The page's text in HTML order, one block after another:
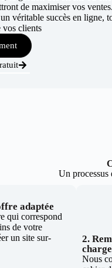
de maximiser vos ventes.
véritable succès en ligne,
vos clients
Un processus
adaptée
qui correspond
de votre
un site sur-
2.
Nous